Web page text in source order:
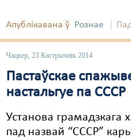
Апублікавана ў Рознае
Чацвер, 23 Кастрычнік 2014
Пастаўскае
настальгуе па СССР
Установа грамадзкага
пад назвай “СССР”